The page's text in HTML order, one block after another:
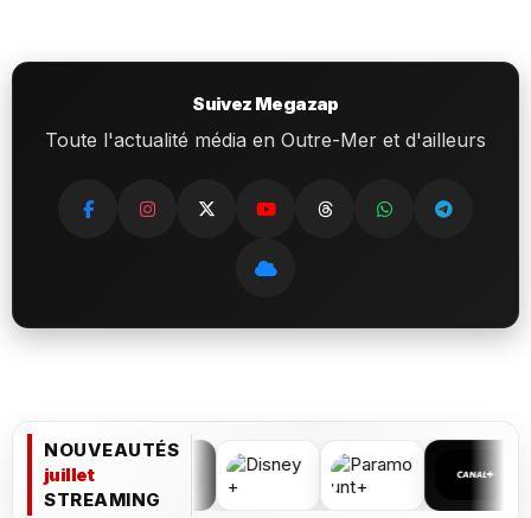
Suivez Megazap
Toute l'actualité média en Outre-Mer et d'ailleurs
NOUVEAUTÉS
juillet
STREAMING